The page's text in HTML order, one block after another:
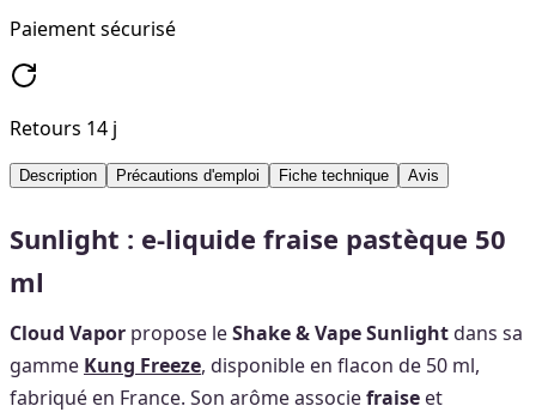
Paiement sécurisé
Retours 14 j
Description Précautions d'emploi Fiche technique Avis
Sunlight : e-liquide fraise pastèque 50
ml
Cloud Vapor propose leShake & Vape Sunlightdans sa
gamme Kung Freeze, disponible en flacon de 50 ml,
fabriqué en France. Son arôme associefraise et